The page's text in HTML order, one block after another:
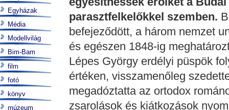
parasztfelkelőkkel szemben.
befejeződött, a három nemzet
és egészen 1848-ig
Lépes György erdélyi püspök
értéken, visszamenőleg
megadóztatta az ortodox
zsarolások és kiátkozások
Egyházak
Média
Modellvilág
Bim-Bam
film
fotó
könyv
múzeum